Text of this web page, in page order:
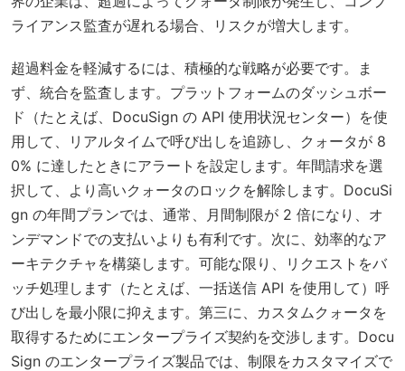
ライアンス監査が遅れる場合、リスクが増大します。
超過料金を軽減するには、積極的な戦略が必要です。ま
ず、統合を監査します。プラットフォームのダッシュボー
ド（たとえば、DocuSign の API 使用状況センター）を使
用して、リアルタイムで呼び出しを追跡し、クォータが 8
0% に達したときにアラートを設定します。年間請求を選
択して、より高いクォータのロックを解除します。DocuSi
gn の年間プランでは、通常、月間制限が 2 倍になり、オ
ンデマンドでの支払いよりも有利です。次に、効率的なア
ーキテクチャを構築します。可能な限り、リクエストをバ
ッチ処理します（たとえば、一括送信 API を使用して）呼
び出しを最小限に抑えます。第三に、カスタムクォータを
取得するためにエンタープライズ契約を交渉します。Docu
Sign のエンタープライズ製品では、制限をカスタマイズで